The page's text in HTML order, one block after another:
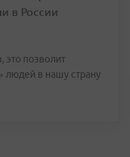
в России
это позволит
людей в нашу страну